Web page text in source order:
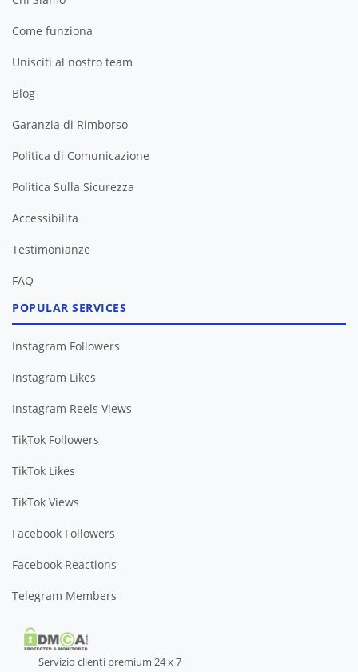
Come funziona
Unisciti al nostro team
Blog
Garanzia di Rimborso
Politica di Comunicazione
Politica Sulla Sicurezza
Accessibilita
Testimonianze
FAQ
POPULAR SERVICES
Instagram Followers
Instagram Likes
Instagram Reels Views
TikTok Followers
TikTok Likes
TikTok Views
Facebook Followers
Facebook Reactions
Telegram Members
Servizio clienti premium 24 x 7